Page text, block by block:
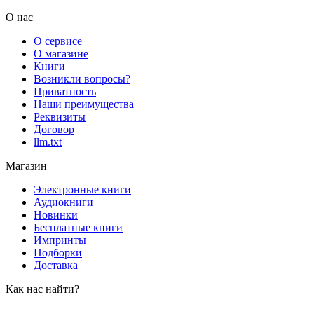
О нас
О сервисе
О магазине
Книги
Возникли вопросы?
Приватность
Наши преимущества
Реквизиты
Договор
llm.txt
Магазин
Электронные книги
Аудиокниги
Новинки
Бесплатные книги
Импринты
Подборки
Доставка
Как нас найти?